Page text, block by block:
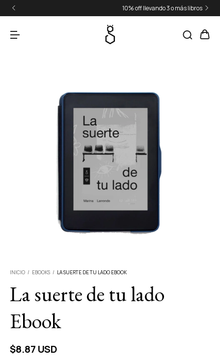
10% off llevando 3 o más libros
INICIO / EBOOKS / LA SUERTE DE TU LADO EBOOK
La suerte de tu lado
Ebook
$8.87 USD